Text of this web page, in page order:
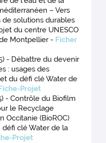
– Vers
solutions durables
du centre UNESCO
Montpellier - Ficher
- Débattre du devenir
: usages des
du défi clé Water de
Projet
- Contrôle du Biofilm
le Recyclage
Occitanie (BioROC)
clé Water de la
Projet